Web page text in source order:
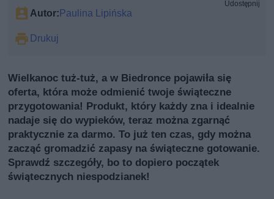
Autor:Paulina Lipińska
Drukuj
Udostępnij
Wielkanoc tuż-tuż, a w Biedronce pojawiła się
oferta, która może odmienić twoje świąteczne
przygotowania! Produkt, który każdy zna i idealnie
nadaje się do wypieków, teraz można zgarnąć
praktycznie za darmo. To już ten czas, gdy można
zacząć gromadzić zapasy na świąteczne gotowanie.
Sprawdź szczegóły, bo to dopiero początek
świątecznych niespodzianek!